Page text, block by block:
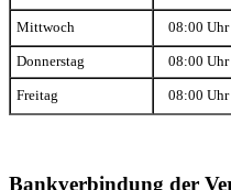
Mittwoch 08:00
Donnerstag 08:00
Freitag 08:00
Bankverbindung der